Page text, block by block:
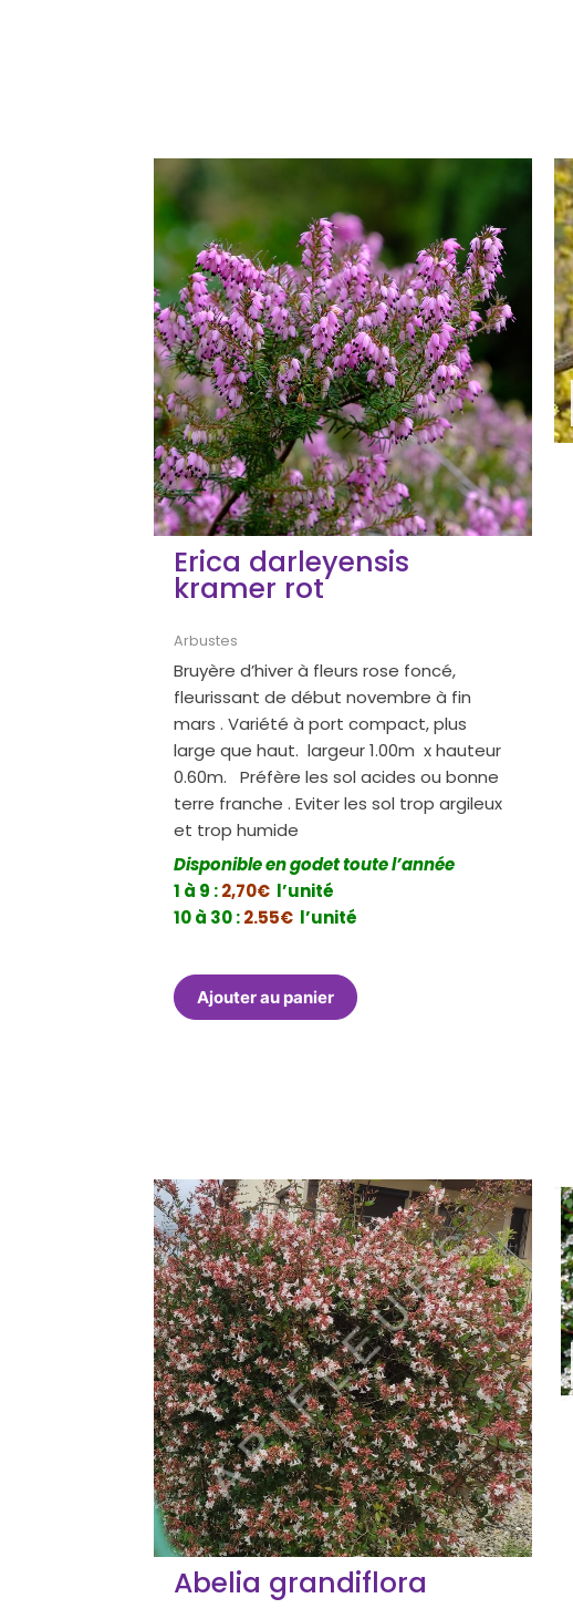
Erica darleyensis
kramer rot
Arbustes
Bruyère d’hiver à fleurs rose foncé,
fleurissant de début novembre à fin
mars . Variété à port compact, plus
large que haut. largeur 1.00m x hauteur
0.60m. Préfère les sol acides ou bonne
terre franche . Eviter les sol trop argileux
et trop humide
Disponible en godet toute l’année
1 à 9 :2,70€ l’unité
10 à 30 :2.55€ l’unité
Ajouter au panier
Abelia grandiflora